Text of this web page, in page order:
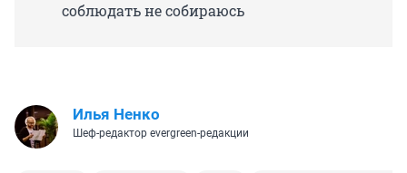
соблюдать не собираюсь
Илья Ненко
Шеф-редактор evergreen-редакции